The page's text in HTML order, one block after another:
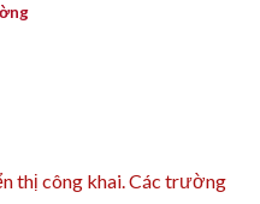
thị công khai. Các trường